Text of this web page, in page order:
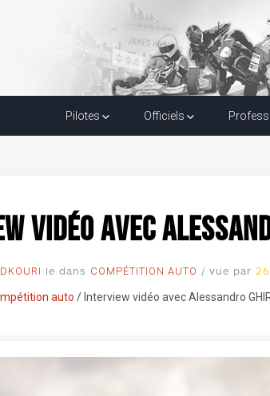
Pilotes Officiels
avec
vidéo avec
le dans COMPÉTITION AUTO / vue par
auto / Interview vidéo avec Alessandro